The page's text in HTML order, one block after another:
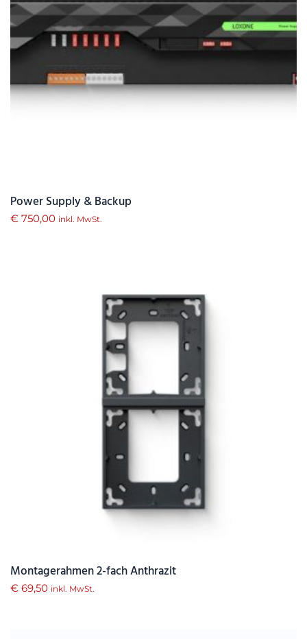
Power Supply & Backup
€ 750,00 inkl. MwSt.
Montagerahmen 2-fach Anthrazit
€ 69,50 inkl. MwSt.